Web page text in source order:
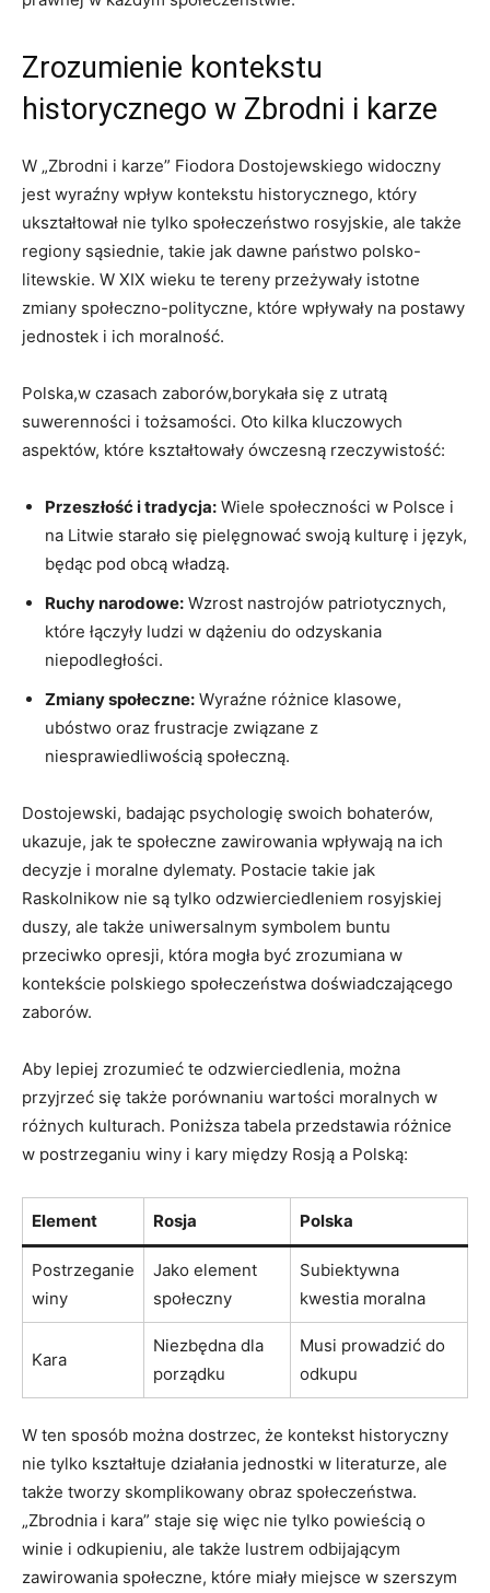
Zrozumienie kontekstu
historycznego w Zbrodni i karze
W „Zbrodni i karze” Fiodora Dostojewskiego widoczny
jest wyraźny wpływ kontekstu historycznego, który
ukształtował nie tylko społeczeństwo rosyjskie, ale także
regiony sąsiednie, takie jak dawne państwo polsko-
litewskie. W XIX wieku te tereny przeżywały istotne
zmiany społeczno-polityczne, które wpływały na postawy
jednostek i ich moralność.
Polska,w czasach zaborów,borykała się z utratą
suwerenności i tożsamości. Oto kilka kluczowych
aspektów, które kształtowały ówczesną rzeczywistość:
Przeszłość i tradycja: Wiele społeczności w Polsce i
na Litwie starało się pielęgnować swoją kulturę i język,
będąc pod obcą władzą.
Ruchy narodowe: Wzrost nastrojów patriotycznych,
które łączyły ludzi w dążeniu do odzyskania
niepodległości.
Zmiany społeczne: Wyraźne różnice klasowe,
ubóstwo oraz frustracje związane z
niesprawiedliwością społeczną.
Dostojewski, badając psychologię swoich bohaterów,
ukazuje, jak te społeczne zawirowania wpływają na ich
decyzje i moralne dylematy. Postacie takie jak
Raskolnikow nie są tylko odzwierciedleniem rosyjskiej
duszy, ale także uniwersalnym symbolem buntu
przeciwko opresji, która mogła być zrozumiana w
kontekście polskiego społeczeństwa doświadczającego
zaborów.
Aby lepiej zrozumieć te odzwierciedlenia, można
przyjrzeć się także porównaniu wartości moralnych w
różnych kulturach. Poniższa tabela przedstawia różnice
w postrzeganiu winy i kary między Rosją a Polską:
Element Rosja Polska
Postrzeganie
winy
Jako element
społeczny
Subiektywna
kwestia moralna
Kara
Niezbędna dla
porządku
Musi prowadzić do
odkupu
W ten sposób można dostrzec, że kontekst historyczny
nie tylko kształtuje działania jednostki w literaturze, ale
także tworzy skomplikowany obraz społeczeństwa.
„Zbrodnia i kara” staje się więc nie tylko powieścią o
winie i odkupieniu, ale także lustrem odbijającym
zawirowania społeczne, które miały miejsce w szerszym